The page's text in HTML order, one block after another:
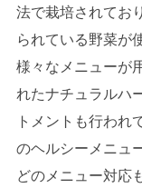
法で栽培されてお
られている野菜が
様々なメニューが
れたナチュラルハ
トメントも行われ
のヘルシーメニュ
どのメニュー対応